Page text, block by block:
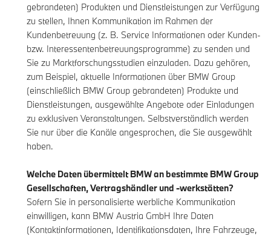
gebrandeten) Produkten und Dienstleistungen zur Verfügung
zu stellen, Ihnen Kommunikation im Rahmen der
Kundenbetreuung (z. B. Service Informationen oder Kunden-
bzw. Interessentenbetreuungsprogramme) zu senden und
Sie zu Marktforschungsstudien einzuladen. Dazu gehören,
zum Beispiel, aktuelle Informationen über BMW Group
(einschließlich BMW Group gebrandeten) Produkte und
Dienstleistungen, ausgewählte Angebote oder Einladungen
zu exklusiven Veranstaltungen. Selbstverständlich werden
Sie nur über die Kanäle angesprochen, die Sie ausgewählt
haben.
Welche Daten übermittelt BMW an bestimmte BMW Group
Gesellschaften, Vertragshändler und -werkstätten?
Sofern Sie in personalisierte werbliche Kommunikation
einwilligen, kann BMW Austria GmbH Ihre Daten
(Kontaktinformationen, Identifikationsdaten, Ihre Fahrzeuge,